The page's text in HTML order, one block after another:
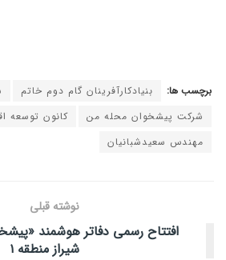
برچسب ها: بنیادکارآفرینان گام دوم خاتم
شرکت پیشخوان محله من
کانون توسعه
مهندس سعیدشبانیان
نوشته قبلی
افتتاح رسمی دفاتر هوشمند
شیراز منطقه ۱